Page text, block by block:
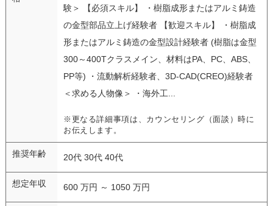
験＞ 【必須スキル】 ・樹脂成形またはアルミ鋳造
の金型部品立上げ経験者 【歓迎スキル】 ・樹脂成
形またはアルミ鋳造の金型設計経験者 (樹脂は金型
300～400Tクラスメイン、材料はPA、PC、ABS、
PP等) ・流動解析経験者、3D-CAD(CREO)経験者
＜求める人物像＞ ・海外工...
※更なる詳細事項は、カウンセリング（面談）時に
お伝えします。
推奨年齢 20代 30代 40代
想定年収 600 万円 ～ 1050 万円